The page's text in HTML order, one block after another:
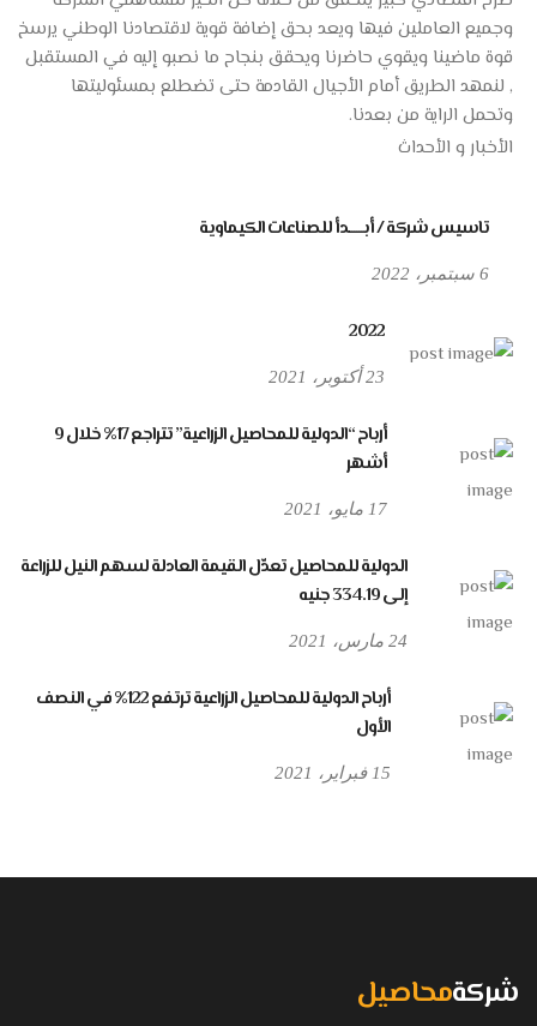
وجميع العاملين فيها ويعد بحق إضافة قوية لاقتصادنا الوطني يرسخ
قوة ماضينا ويقوي حاضرنا ويحقق بنجاح ما نصبو إليه في المستقبل
, لنمهد الطريق أمام الأجيال القادمة حتى تضطلع بمسئوليتها
وتحمل الراية من بعدنا.
الأخبار و الأحداث
تاسيس شركة / أبــــــدأ للصناعات الكيماوية
6 سبتمبر، 2022
2022
23 أكتوبر، 2021
أرباح “الدولية للمحاصيل الزراعية” تتراجع 17% خلال 9
أشهر
17 مايو، 2021
الدولية للمحاصيل تعدّل القيمة العادلة لسهم النيل للزراعة
إلى 334.19 جنيه
24 مارس، 2021
أرباح الدولية للمحاصيل الزراعية ترتفع 122% في النصف
الأول
15 فبراير، 2021
شركةمحاصيل